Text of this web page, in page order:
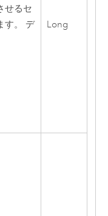
せるセ
す。 デ
Long